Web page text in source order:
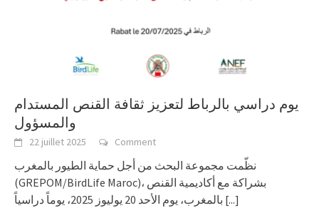
يوم دراسي بالرباط لتعزيز ثقافة القنص المستدام
والمسؤول
22 juillet 2025 Comment
نظّمت مجموعة البحث من أجل حماية الطيور بالمغرب
(GREPOM/BirdLife Maroc)، بشراكة مع أكاديمية القنص
[...]